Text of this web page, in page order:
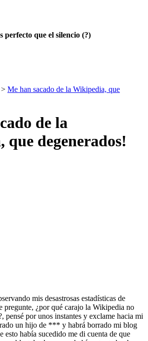
perfecto que el silencio (?)
> Me han sacado de la Wikipedia, que
de la
degenerados!
mis desastrosas estadísticas de
pregunte, ¿por qué carajo la Wikipedia no
pensé por unos instantes y exclame hacia mi
un hijo de *** y habrá borrado mi blog
esto había sucedido me di cuenta de que